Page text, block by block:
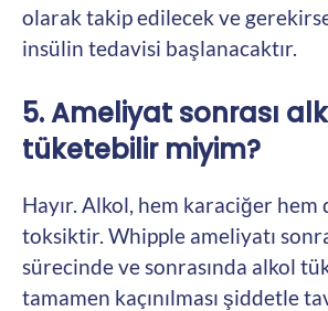
olarak takip edilecek ve
insülin tedavisi başlanacaktır.
5. Ameliyat sonrası
tüketebilir miyim?
Hayır. Alkol, hem karaciğer hem
toksiktir. Whipple ameliyatı
sürecinde ve sonrasında alkol
tamamen kaçınılması şiddetle